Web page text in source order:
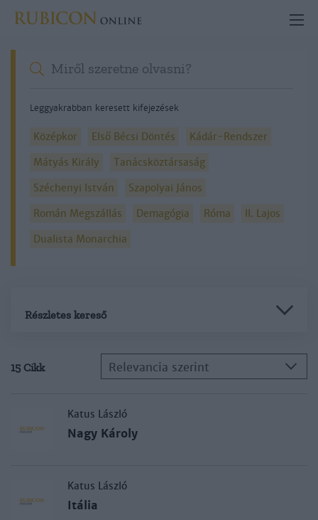
Leggyakrabban keresett kifejezések
Középkor Első Bécsi Döntés
Kádár-Rendszer
Mátyás Király
Tanácsköztársaság
Széchenyi István
Szapolyai János
Román Megszállás
Demagógia Róma
II. Lajos
Dualista Monarchia
Részletes kereső
15 Cikk Relevancia szerint
Katus László
Nagy Károly
Katus László
Itália